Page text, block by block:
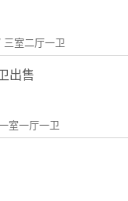
室二厅一卫
出售
室一厅一卫